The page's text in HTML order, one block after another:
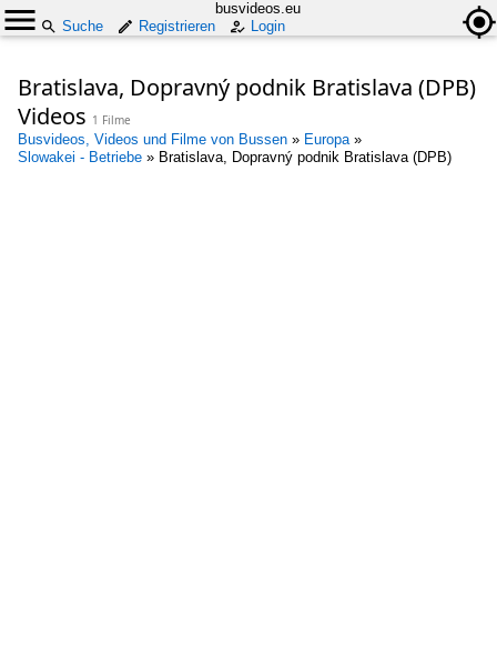
busvideos.eu
Suche
Registrieren Login
Bratislava, Dopravný podnik Bratislava (DPB)
Videos 1 Filme
Busvideos, Videos und Filme von Bussen » Europa»
Slowakei - Betriebe » Bratislava, Dopravný podnik Bratislava (DPB)